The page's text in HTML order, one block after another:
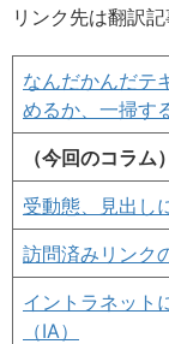
リンク先は翻訳記
なんだかんだテ
めるか、一掃す
（今回のコラム）
受動態、見出し
訪問済みリンク
イントラネット
（IA）